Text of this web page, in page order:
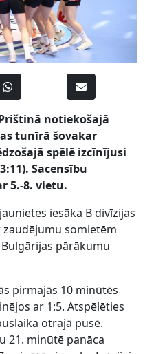
notiekošajā
tunīrā šovakar
spēlē izcīnījusi
Sacensību
5.-8. vietu.
iesāka B divīzijas
somietēm
pārākumu
pirmajās 10 minūtēs
ar 1:5. Atspēlēties
otrajā pusē.
21. minūtē panāca